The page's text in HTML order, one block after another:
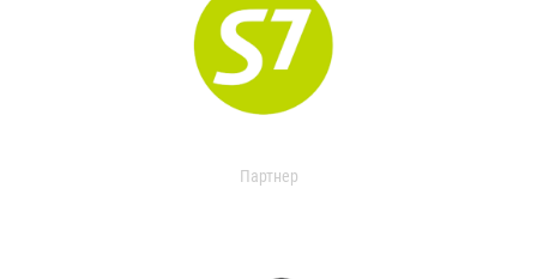
Партнер